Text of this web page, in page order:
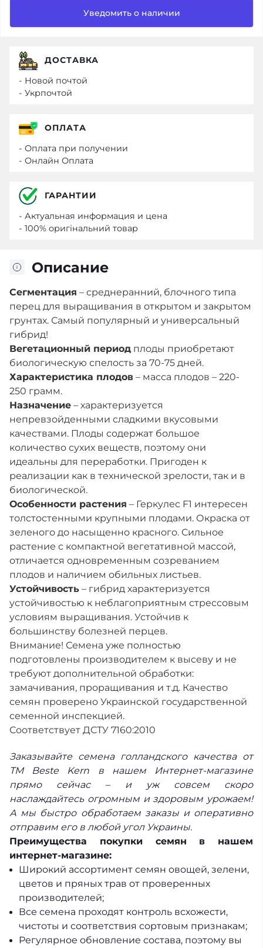
Уведомить о наличии
Описание
Сегментация – среднеранний, блочного типа
перец для выращивания в открытом и закрытом
грунтах. Самый популярный и универсальный
гибрид!
Вегетационный период плоды приобретают
биологическую спелость за 70-75 дней.
Характеристика плодов – масса плодов – 220-
250 грамм.
Назначение – характеризуется
непревзойденными сладкими вкусовыми
качествами. Плоды содержат большое
количество сухих веществ, поэтому они
идеальны для переработки. Пригоден к
реализации как в технической зрелости, так и в
биологической.
Особенности растения – Геркулес F1 интересен
толстостенными крупными плодами. Окраска от
зеленого до насыщенно красного. Сильное
растение с компактной вегетативной массой,
отличается одновременным созреванием
плодов и наличием обильных листьев.
Устойчивость – гибрид характеризуется
устойчивостью к неблагоприятным стрессовым
условиям выращивания. Устойчив к
большинству болезней перцев.
Внимание! Семена уже полностью
подготовлены производителем к высеву и не
требуют дополнительной обработки:
замачивания, проращивания и т.д. Качество
семян проверено Украинской государственной
семенной инспекцией.
Соответствует ДСТУ 7160:2010
Заказывайте семена голландского качества от
ТМ Beste Kern в нашем Интернет-магазине
прямо сейчас – и уж совсем скоро
наслаждайтесь огромным и здоровым урожаем!
А мы быстро обработаем заказы и оперативно
отправим его в любой угол Украины.
Преимущества покупки семян в нашем
интернет-магазине:
Широкий ассортимент семян овощей, зелени,
цветов и пряных трав от проверенных
производителей;
Все семена проходят контроль всхожести,
чистоты и соответствия сортовым признакам;
Регулярное обновление состава, поэтому вы
ДОСТАВКА
- Новой почтой
- Укрпочтой
ОПЛАТА
- Оплата при получении
- Онлайн Оплата
ГАРАНТИИ
- Актуальная информация и цена
- 100% оригінальний товар